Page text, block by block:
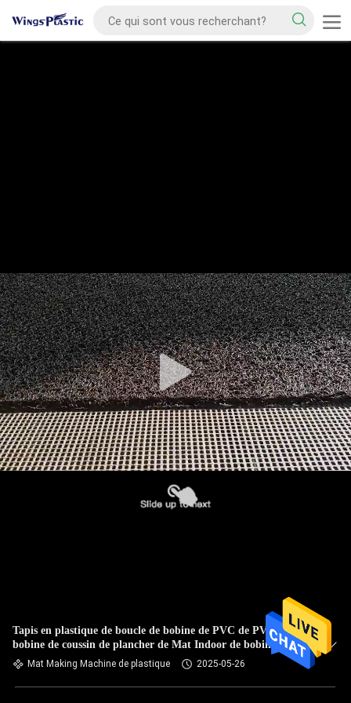
Tapis en plastique de boucle de bobine de PVC de PVC de
bobine de coussin de plancher de Mat Indoor de bobine de
machine en plastique de tapis faisant la machine
Mat Making Machine de plastique 2025-05-26